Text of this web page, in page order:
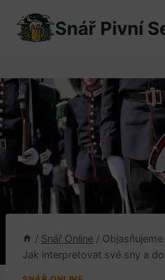
obsah
Snář Pivní
/ Snář Online /
Jak interpretovat své sny a